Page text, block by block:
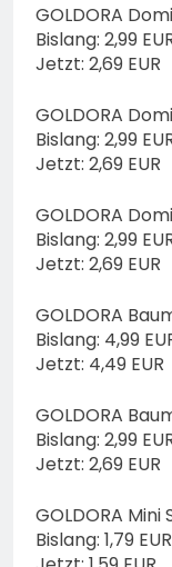
GOLDORA
Bislang: 2,99
Jetzt: 2,69 EUR
GOLDORA
Bislang: 2,99
Jetzt: 2,69 EUR
GOLDORA
Bislang: 2,99
Jetzt: 2,69 EUR
GOLDORA
Bislang: 4,99
Jetzt: 4,49 EUR
GOLDORA
Bislang: 2,99
Jetzt: 2,69 EUR
GOLDORA
Bislang: 1,79 EUR